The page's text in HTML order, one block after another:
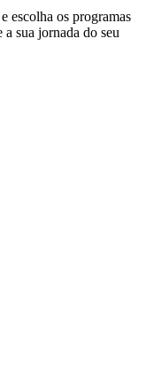
escolha os programas
sua jornada do seu